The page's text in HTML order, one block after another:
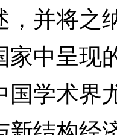
，并将之
家中呈现
国学术界